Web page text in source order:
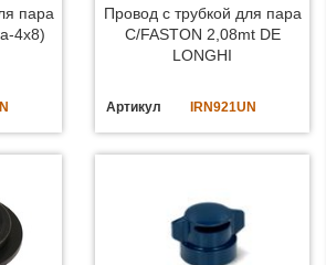
пара
4x8)
Провод с трубкой для пара
C/FASTON 2,08mt DE
LONGHI
Артикул IRN921UN